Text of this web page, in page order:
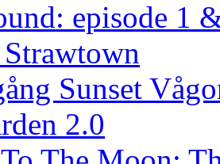
episode 1
Sunset
2.0